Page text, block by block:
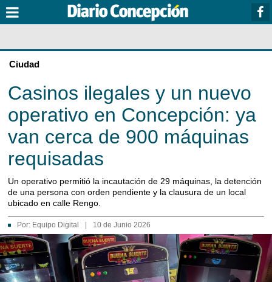
Ciudad
Casinos ilegales y un nuevo
operativo en Concepción: ya
van cerca de 900 máquinas
requisadas
Un operativo permitió la incautación de 29 máquinas, la detención
de una persona con orden pendiente y la clausura de un local
ubicado en calle Rengo.
Por: Equipo Digital 10 de Junio 2026